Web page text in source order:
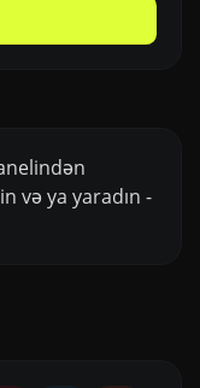
və ya yaradın -